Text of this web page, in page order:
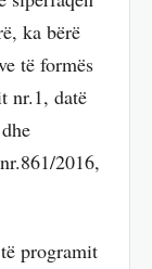
ka bërë
të formës
nr.1, datë
2016,
programit